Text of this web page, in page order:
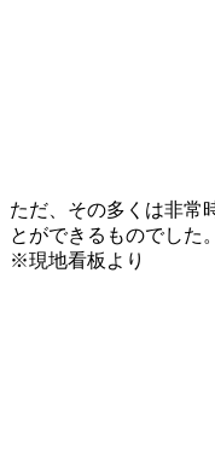
ただ、その多くは非常
とができるものでした。
※現地看板より